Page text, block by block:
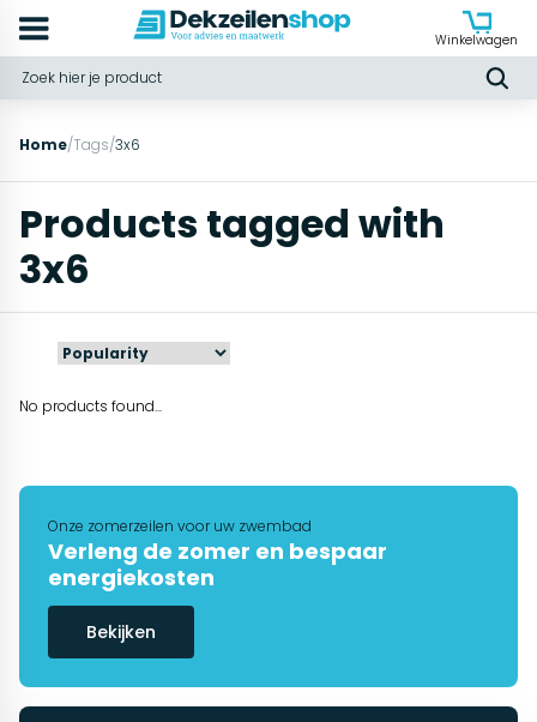
Winkelwagen
Home/Tags/3x6
Products tagged with
3x6
No products found...
Onze zomerzeilen voor uw zwembad
Verleng de zomer en bespaar
energiekosten
Bekijken